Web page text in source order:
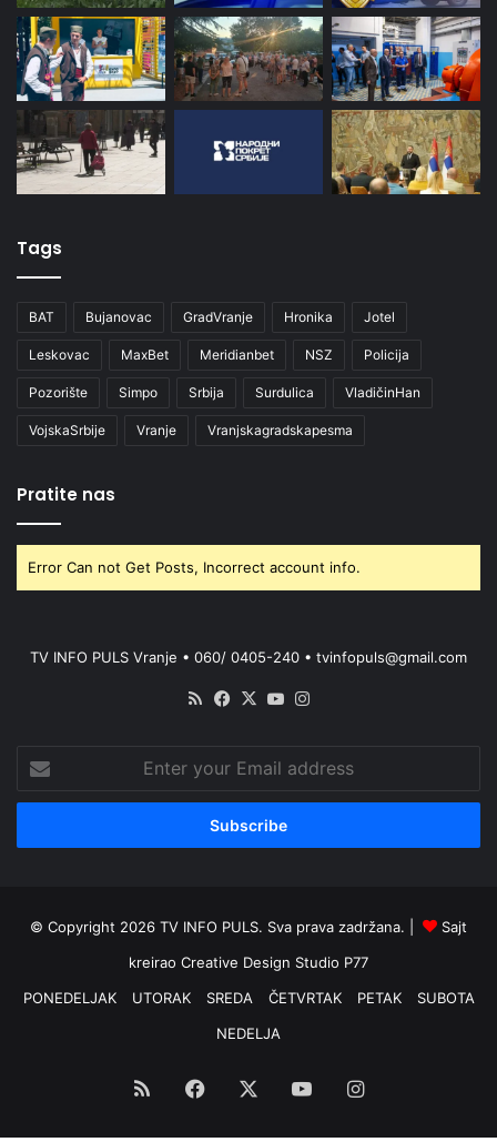
Tags
BAT Bujanovac GradVranje Hronika Jotel
Leskovac MaxBet Meridianbet NSZ Policija
Pozorište Simpo Srbija Surdulica VladičinHan
VojskaSrbije Vranje Vranjskagradskapesma
Pratite nas
Error Can not Get Posts, Incorrect account info.
TV INFO PULS Vranje • 060/ 0405-240 • tvinfopuls@gmail.com
RSS Facebook
X YouTube
your
Email
© Copyright 2026 TV INFO PULS. Sva prava zadržana. |
Sajt
kreirao Creative Design Studio P77
PONEDELJAK
UTORAK SREDA ČETVRTAK PETAK
SUBOTA
NEDELJA
RSS Facebook YouTubeInstagram